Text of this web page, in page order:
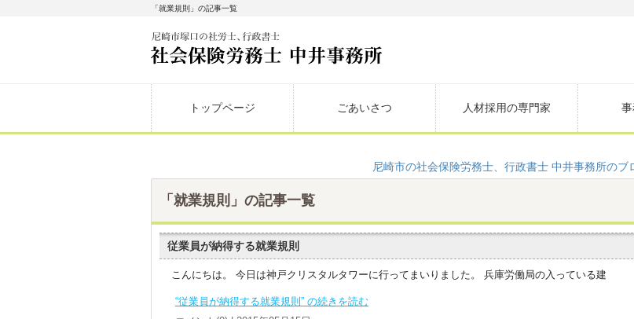
「就業規則」の記事一覧
トップページ ごあいさつ 人材採用の専門家
尼崎市の社会保険労務士、行政書士 中井事務所のブ
「就業規則」の記事一覧
従業員が納得する就業規則
こんにちは。 今日は神戸クリスタルタワーに行ってまいりました。 兵庫労働局の入っている建
“従業員が納得する就業規則” の続きを読む